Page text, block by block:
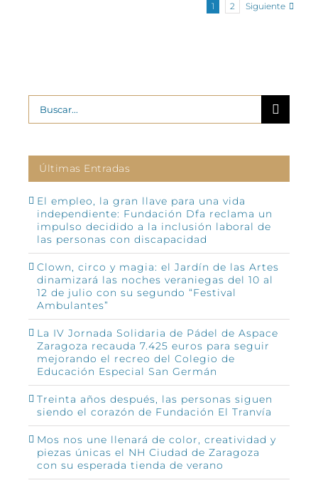
1 2 Siguiente
Buscar:
Últimas Entradas
El empleo, la gran llave para una vida
independiente: Fundación Dfa reclama un
impulso decidido a la inclusión laboral de
las personas con discapacidad
Clown, circo y magia: el Jardín de las Artes
dinamizará las noches veraniegas del 10 al
12 de julio con su segundo “Festival
Ambulantes”
La IV Jornada Solidaria de Pádel de Aspace
Zaragoza recauda 7.425 euros para seguir
mejorando el recreo del Colegio de
Educación Especial San Germán
Treinta años después, las personas siguen
siendo el corazón de Fundación El Tranvía
Mos nos une llenará de color, creatividad y
piezas únicas el NH Ciudad de Zaragoza
con su esperada tienda de verano